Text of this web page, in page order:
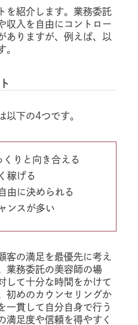
を紹介します。業務委託
収入を自由にコントロー
ありますが、例えば、以
。
以下の4つです。
くりと向き合える
稼げる
由に決められる
ンスが多い
客の満足を最優先に考え
業務委託の美容師の場
して十分な時間をかけて
初めのカウンセリングか
一貫して自分自身で行う
満足度や信頼を得やすく